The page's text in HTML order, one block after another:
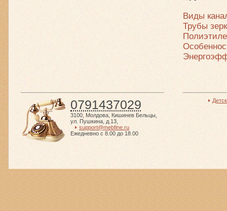
Виды
Трубы
0791437029
3100 Молдова Кишинев Бельцы
ул. Пушкина, д.13
support@mebfine.ru
Ежедневно с 8.00 до 18.00